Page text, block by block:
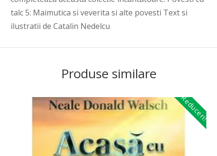
talc 5: Maimutica si veverita si alte povesti Text si
ilustratii de Catalin Nedelcu
Produse similare
Reduceri!